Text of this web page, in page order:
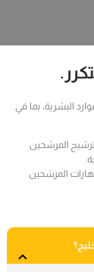
البشرية، بما في
المرشحين
المرشحين